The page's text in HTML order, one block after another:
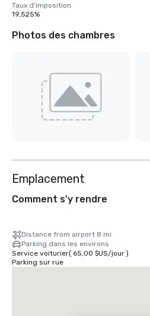
Taux d'imposition
19,525%
Photos des chambres
Emplacement
Comment s'y rendre
Distance from airport 8 mi
Parking dans les environs
Service voiturier( 65,00 $US/jour)
Parking sur rue